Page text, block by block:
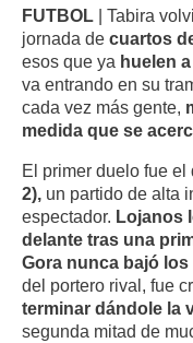
FUTBOL | Tabira
jornada de cuartos
esos que ya huelen
va entrando en su
cada vez más gente,
medida que se
El primer duelo fue el
2), un partido de alta
espectador. Lojanos
delante tras una
Gora nunca bajó los
del portero rival, fue
terminar dándole la
segunda mitad de